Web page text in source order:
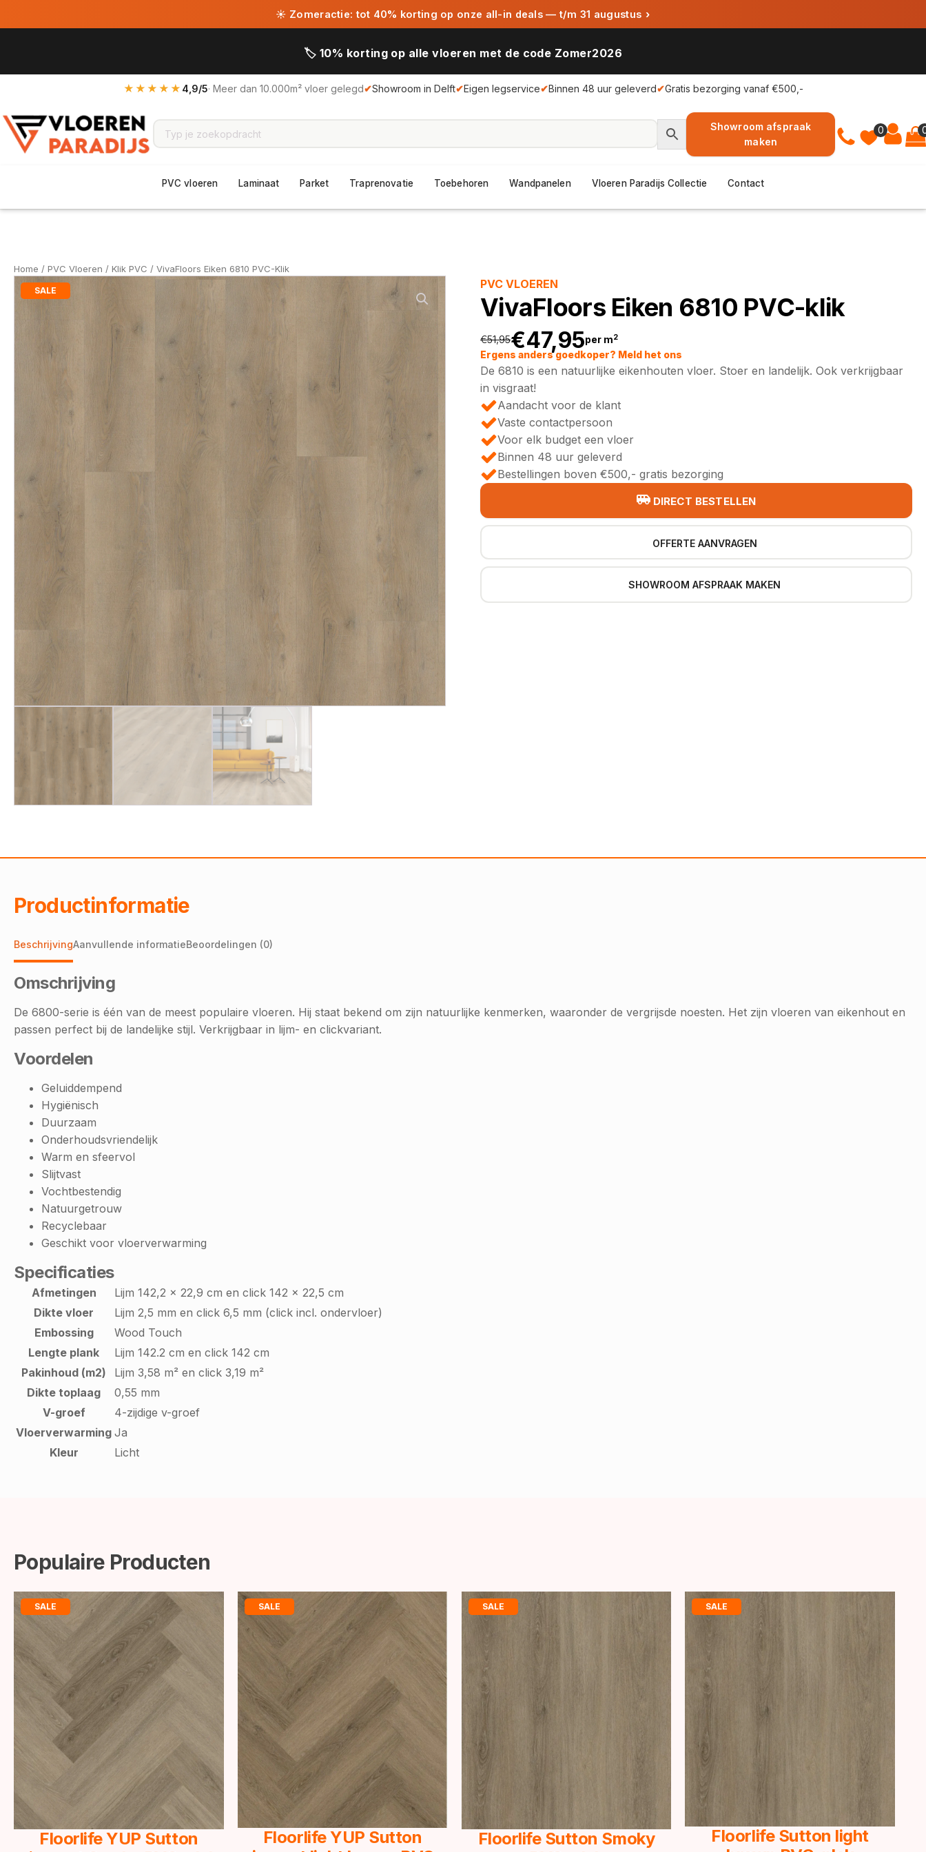
☀ Zomeractie: tot 40% korting op onze all-in deals — t/m 31 augustus ›
🏷️ 10% korting op alle vloeren met de code Zomer2026
★★★★★ 4,9/5· Meer dan 10.000m² vloer gelegd✔Showroom in Delft✔Eigen legservice✔Binnen 48 uur geleverd✔Gratis bezorging vanaf €500,-
0
Showroom afspraak
maken
PVC vloeren Laminaat Parket Traprenovatie Toebehoren Wandpanelen Vloeren Paradijs Collectie Contact
Home / PVC Vloeren / Klik PVC / VivaFloors Eiken 6810 PVC-Klik
SALE PVC VLOEREN
VivaFloors Eiken 6810 PVC-klik
€51,95
Oorspronkelijke
prijs
was:
€51,95.
€47,95
Huidige
prijs
is:
€47,95.
per m2
Ergens anders goedkoper? Meld het ons
De 6810 is een natuurlijke eikenhouten vloer. Stoer en landelijk. Ook verkrijgbaar
in visgraat!
Aandacht voor de klant
Vaste contactpersoon
Voor elk budget een vloer
Binnen 48 uur geleverd
Bestellingen boven €500,- gratis bezorging
DIRECT BESTELLEN
OFFERTE AANVRAGEN
SHOWROOM AFSPRAAK MAKEN
Productinformatie
BeschrijvingAanvullende informatieBeoordelingen (0)
Omschrijving
De 6800-serie is één van de meest populaire vloeren. Hij staat bekend om zijn natuurlijke kenmerken, waaronder de vergrijsde noesten. Het zijn vloeren van eikenhout en
passen perfect bij de landelijke stijl. Verkrijgbaar in lijm- en clickvariant.
Voordelen
Geluiddempend
Hygiënisch
Duurzaam
Onderhoudsvriendelijk
Warm en sfeervol
Slijtvast
Vochtbestendig
Natuurgetrouw
Recyclebaar
Geschikt voor vloerverwarming
Specificaties
Afmetingen
Lijm 142,2 x 22,9 cm en click 142 x 22,5 cm
Dikte vloer
Lijm 2,5 mm en click 6,5 mm (click incl. ondervloer)
Embossing
Wood Touch
Lengte plank
Lijm 142.2 cm en click 142 cm
Pakinhoud (m2)
Lijm 3,58 m² en click 3,19 m²
Dikte toplaag
0,55 mm
V-groef
4-zijdige v-groef
Vloerverwarming Ja
Kleur
Licht
Populaire Producten
SALE
Floorlife YUP Sutton
SALE
Floorlife YUP Sutton
SALE
Floorlife Sutton Smoky
SALE
Floorlife Sutton light